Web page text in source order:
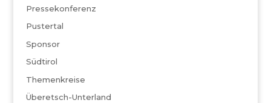
Pressekonferenz
Pustertal
Sponsor
Südtirol
Themenkreise
Überetsch-Unterland